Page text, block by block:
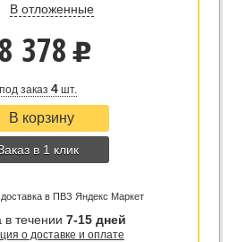
В отложенные
378 u
под заказ 4шт.
в 1 клик
в ПВЗ Яндекс Маркет
в течении 7-15 дней
о доставке и оплате